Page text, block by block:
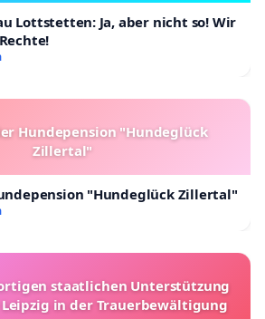
und schnellere Verfahren–
Verstöße begehen,
solche, die das Leben anderer
klare Botschaft über die
Prävention–
richten, können die Zahl der
verringern. Fahrer, die
sollten verpflichtet werden,
Lottstetten: Ja, aber nicht so! Wir
Hundepension "Hundeglück
Zillertal"
"Hundeglück Zillertal"
staatlichen Unterstützung
in der Trauerbewältigung